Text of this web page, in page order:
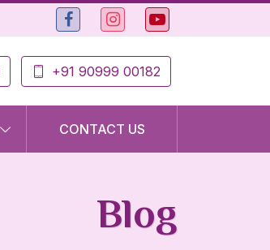
+91 90999 00182
CONTACT US
Blog